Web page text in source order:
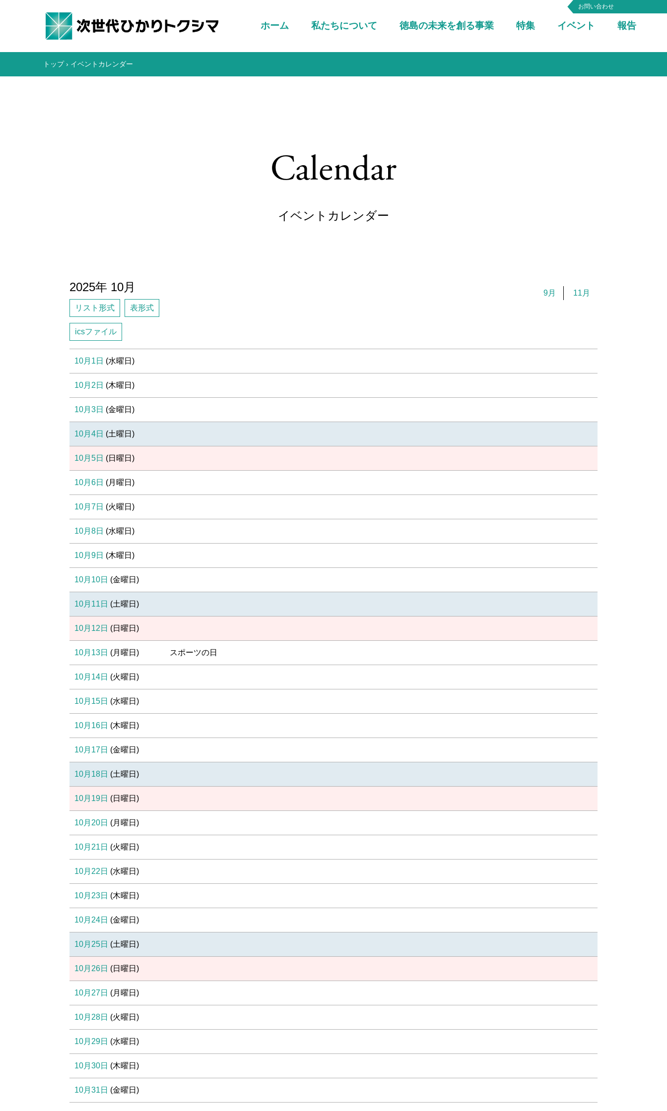
ホーム 私たちについて 徳島の未来を創る事業 特集 イベント 報告
お問い合わせ
トップ › イベントカレンダー
Calendar
イベントカレンダー
2025年 10月
リスト形式 表形式
icsファイル
9月 11月
10月1日 (水曜日 )
10月2日 (木曜日 )
10月3日 (金曜日 )
10月4日 (土曜日 )
10月5日 (日 曜日 )
10月6日 (月 曜日 )
10月7日 (火曜日 )
10月8日 (水曜日 )
10月9日 (木曜日 )
10月10日 (金曜日 )
10月11日 (土曜日 )
10月12日 (日 曜日 )
10月13日 (月 曜日 ) スポーツの日
10月14日 (火曜日 )
10月15日 (水曜日 )
10月16日 (木曜日 )
10月17日 (金曜日 )
10月18日 (土曜日 )
10月19日 (日 曜日 )
10月20日 (月 曜日 )
10月21日 (火曜日 )
10月22日 (水曜日 )
10月23日 (木曜日 )
10月24日 (金曜日 )
10月25日 (土曜日 )
10月26日 (日 曜日 )
10月27日 (月 曜日 )
10月28日 (火曜日 )
10月29日 (水曜日 )
10月30日 (木曜日 )
10月31日 (金曜日 )